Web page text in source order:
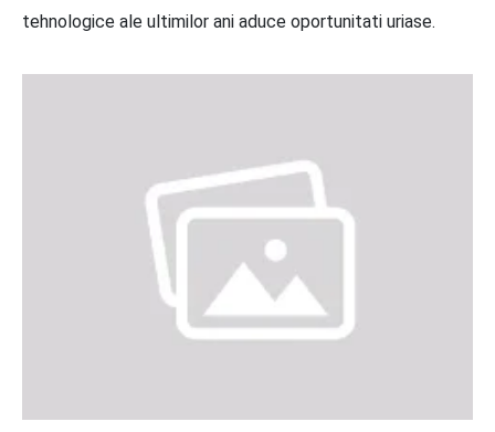
tehnologice ale ultimilor ani aduce oportunitati uriase.